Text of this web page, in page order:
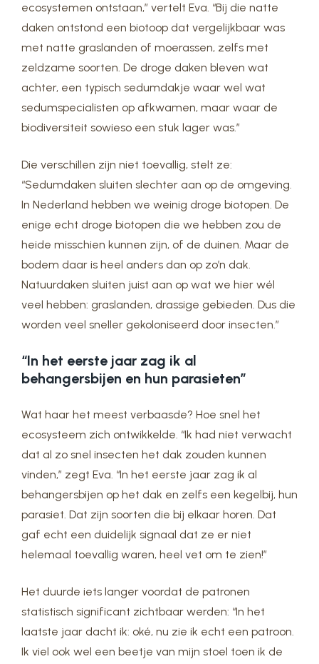
ecosystemen ontstaan,” vertelt Eva. “Bij die natte
daken ontstond een biotoop dat vergelijkbaar was
met natte graslanden of moerassen, zelfs met
zeldzame soorten. De droge daken bleven wat
achter, een typisch sedumdakje waar wel wat
sedumspecialisten op afkwamen, maar waar de
biodiversiteit sowieso een stuk lager was.”
Die verschillen zijn niet toevallig, stelt ze:
“Sedumdaken sluiten slechter aan op de omgeving.
In Nederland hebben we weinig droge biotopen. De
enige echt droge biotopen die we hebben zou de
heide misschien kunnen zijn, of de duinen. Maar de
bodem daar is heel anders dan op zo’n dak.
Natuurdaken sluiten juist aan op wat we hier wél
veel hebben: graslanden, drassige gebieden. Dus die
worden veel sneller gekoloniseerd door insecten.”
“In het eerste jaar zag ik al
behangersbijen en hun parasieten”
Wat haar het meest verbaasde? Hoe snel het
ecosysteem zich ontwikkelde. “Ik had niet verwacht
dat al zo snel insecten het dak zouden kunnen
vinden,” zegt Eva. “In het eerste jaar zag ik al
behangersbijen op het dak en zelfs een kegelbij, hun
parasiet. Dat zijn soorten die bij elkaar horen. Dat
gaf echt een duidelijk signaal dat ze er niet
helemaal toevallig waren, heel vet om te zien!”
Het duurde iets langer voordat de patronen
statistisch significant zichtbaar werden: “In het
laatste jaar dacht ik: oké, nu zie ik echt een patroon.
Ik viel ook wel een beetje van mijn stoel toen ik de